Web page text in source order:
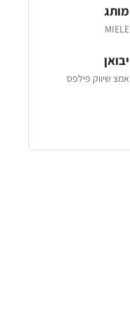
מותג
MIELE
יבואן
אמצ שיווק פילפס